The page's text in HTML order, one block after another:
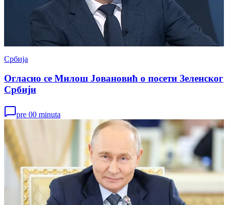
Србија
Огласио се Милош Јовановић о посети Зеленског
Србији
pre 00 minuta